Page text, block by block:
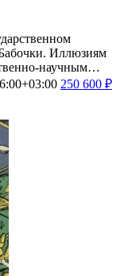
Иллюзиям
научным…
250 600 ₽